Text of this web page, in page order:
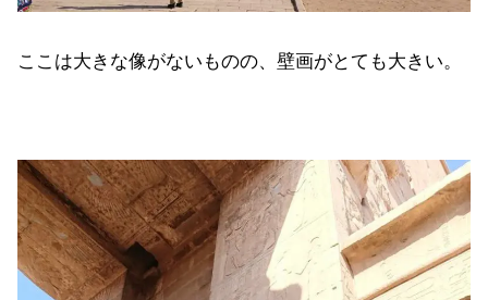
ここは大きな像がないものの、壁画がとても大きい。